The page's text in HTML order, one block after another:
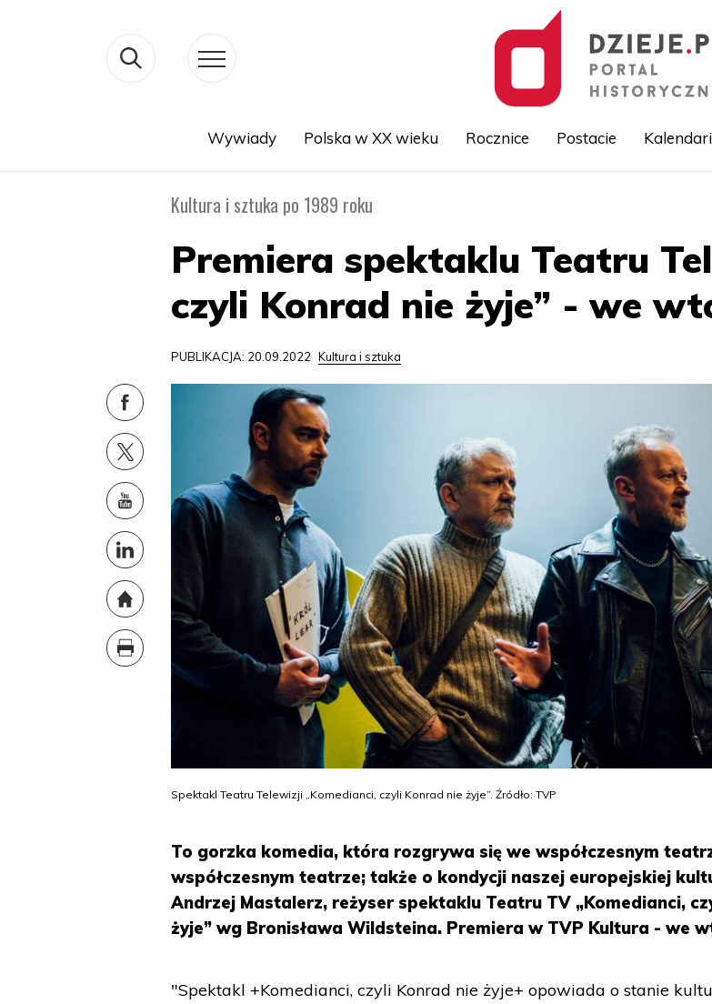
Wywiady Polska w XX wieku Rocznice Postacie
Kultura i sztuka po 1989 roku
Premiera spektaklu Teatru
czyli Konrad nie żyje” - we
PUBLIKACJA: 20.09.2022 Kultura i sztuka
Spektakl Teatru Telewizji „Komedianci, czyli Konrad nie żyje”. Źródło: TVP
To gorzka komedia, która rozgrywa się we współczesnym
współczesnym teatrze; także o kondycji naszej europejskiej
Andrzej Mastalerz, reżyser spektaklu Teatru TV „Komedianci,
żyje” wg Bronisława Wildsteina. Premiera w TVP Kultura - we
"Spektakl +Komedianci, czyli Konrad nie żyje+ opowiada o stanie